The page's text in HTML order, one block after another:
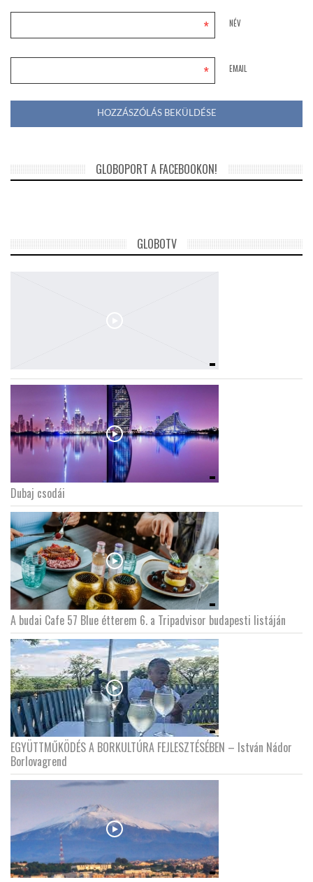
NÉV
*
EMAIL
*
GLOBOPORT A FACEBOOKON!
GLOBOTV
Dubaj csodái
A budai Cafe 57 Blue étterem 6. a Tripadvisor budapesti listáján
EGYÜTTMŰKÖDÉS A BORKULTÚRA FEJLESZTÉSÉBEN – István Nádor
Borlovagrend